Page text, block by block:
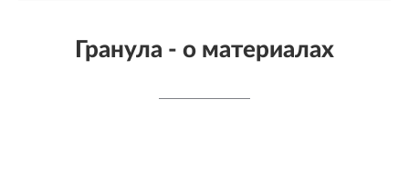
Гранула - о материалах